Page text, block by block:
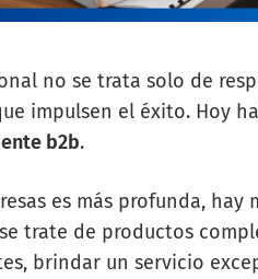
no se trata solo de
impulsen el éxito. Hoy
b2b.
es más profunda, hay
trate de productos
brindar un servicio